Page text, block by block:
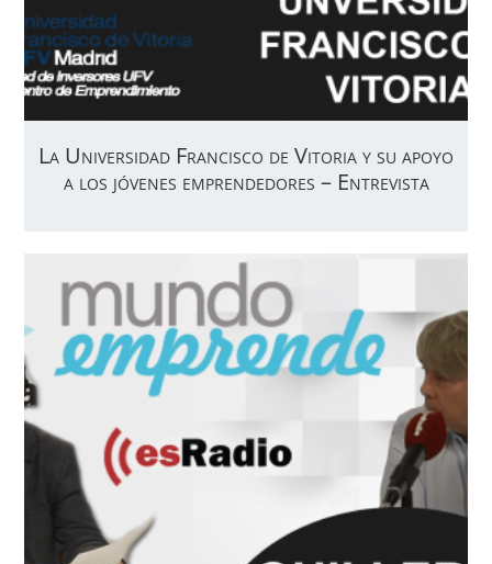
La Universidad Francisco de Vitoria y su apoyo
a los jóvenes emprendedores – Entrevista